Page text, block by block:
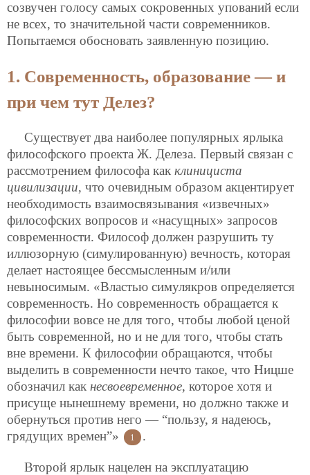
созвучен голосу самых сокровенных упований если
не всех, то значительной части современников.
Попытаемся обосновать заявленную позицию.
1. Современность, образование — и
при чем тут Делез?
Существует два наиболее популярных ярлыка
философского проекта Ж. Делеза. Первый связан с
рассмотрением философа как клинициста
цивилизации, что очевидным образом акцентирует
необходимость взаимосвязывания «извечных»
философских вопросов и «насущных» запросов
современности. Философ должен разрушить ту
иллюзорную (симулированную) вечность, которая
делает настоящее бессмысленным и/или
невыносимым. «Властью симулякров определяется
современность. Но современность обращается к
философии вовсе не для того, чтобы любой ценой
быть современной, но и не для того, чтобы стать
вне времени. К философии обращаются, чтобы
выделить в современности нечто такое, что Ницше
обозначил как несвоевременное, которое хотя и
присуще нынешнему времени, но должно также и
обернуться против него — “пользу, я надеюсь,
грядущих времен”»
1 .
Второй ярлык нацелен на эксплуатацию